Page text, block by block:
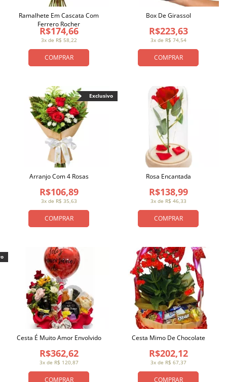
COMPRAR
3x de R$ 58,22
R$174,66
Ramalhete Em Cascata Com
Ferrero Rocher
COMPRAR
3x de R$ 74,54
R$223,63
Box De Girassol
COMPRAR
3x de R$ 35,63
R$106,89
Arranjo Com 4 Rosas
Exclusivo
COMPRAR
3x de R$ 46,33
R$138,99
Rosa Encantada
COMPRAR
3x de R$ 120,87
R$362,62
Cesta É Muito Amor Envolvido
COMPRAR
3x de R$ 67,37
R$202,12
Cesta Mimo De Chocolate